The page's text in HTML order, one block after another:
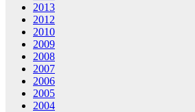
2013
2012
2010
2009
2008
2007
2006
2005
2004